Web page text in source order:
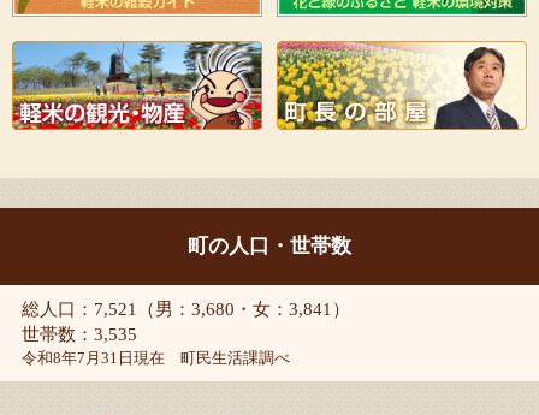
町の人口・世帯数
総人口：7,521（男：3,680・女：3,841）
世帯数：3,535
令和8年7月31日現在 町民生活課調べ